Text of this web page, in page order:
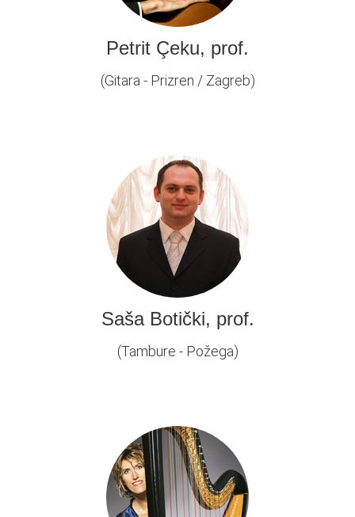
Petrit Çeku, prof.
(Gitara - Prizren / Zagreb)
Saša Botički, prof.
(Tambure - Požega)